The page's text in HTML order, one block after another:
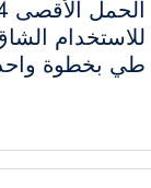
للاستخدام
طي بخطوة